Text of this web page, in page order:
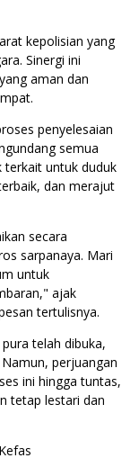
kepolisian yang
Sinergi ini
aman dan
penyelesaian
semua
untuk duduk
dan merajut
secara
sarpanaya. Mari
untuk
ajak
tertulisnya.
telah dibuka,
perjuangan
ini hingga tuntas,
tetap lestari dan